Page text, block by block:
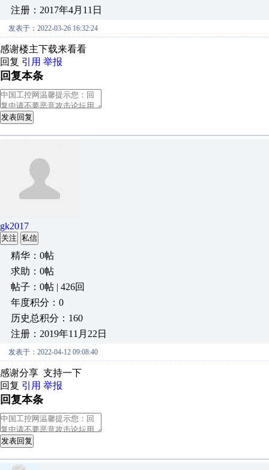
注册：2017年4月11日
发表于：2022-03-26 16:32:24
感谢楼主下载来看看
回复 引用 举报
回复本条
发表回复
gk2017
关注 私信
精华：0帖
求助：0帖
帖子：0帖 | 426回
年度积分：0
历史总积分：160
注册：2019年11月22日
发表于：2022-04-12 09:08:40
感谢分享 支持一下
回复 引用 举报
回复本条
发表回复